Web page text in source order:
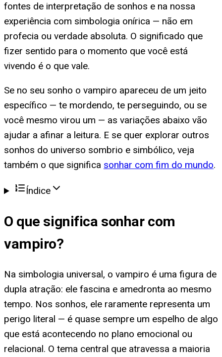
fontes de interpretação de sonhos e na nossa
experiência com simbologia onírica — não em
profecia ou verdade absoluta. O significado que
fizer sentido para o momento que você está
vivendo é o que vale.
Se no seu sonho o vampiro apareceu de um jeito
específico — te mordendo, te perseguindo, ou se
você mesmo virou um — as variações abaixo vão
ajudar a afinar a leitura. E se quer explorar outros
sonhos do universo sombrio e simbólico, veja
também o que significa sonhar com fim do mundo.
Índice
O que significa sonhar com
vampiro?
Na simbologia universal, o vampiro é uma figura de
dupla atração: ele fascina e amedronta ao mesmo
tempo. Nos sonhos, ele raramente representa um
perigo literal — é quase sempre um espelho de algo
que está acontecendo no plano emocional ou
relacional. O tema central que atravessa a maioria